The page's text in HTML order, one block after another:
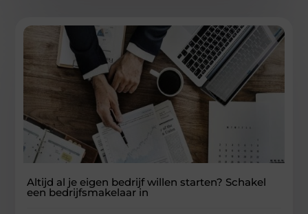
Altijd al je eigen bedrijf willen starten? Schakel
een bedrijfsmakelaar in